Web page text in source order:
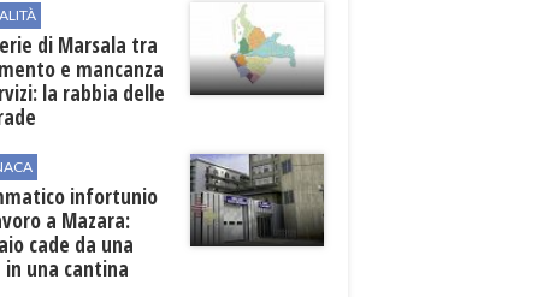
di Marsala tra
e mancanza
la rabbia delle
infortunio
a Mazara:
cade da una
in una cantina